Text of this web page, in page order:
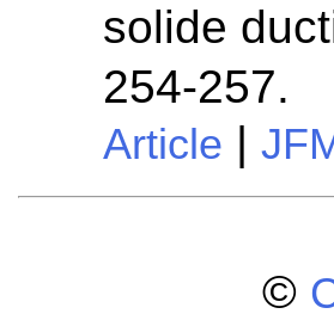
solide
254-257.
Article |
©